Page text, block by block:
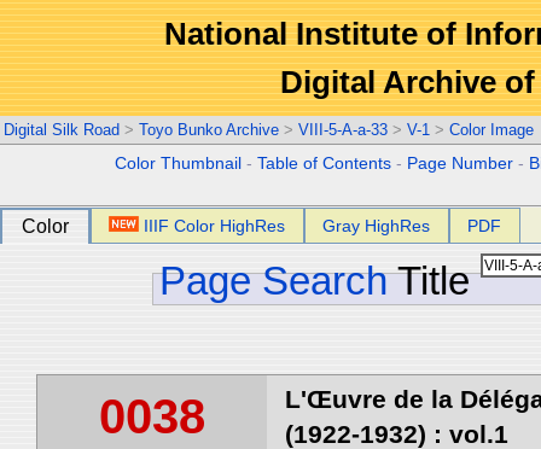
National Institute of
Digital Archive
Digital Silk Road > Toyo Bunko Archive > VIII-5-A-a-33 > V-1 > Color Image
Color Thumbnail -Table of Contents - Page Number -
Color IIIF Color HighRes Gray HighRes PDF
Page Search Title
0038
L'Œuvre de la
(1922-1932) : vol.1